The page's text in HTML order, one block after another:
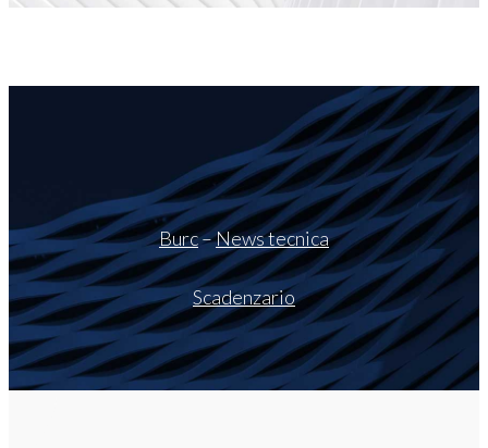
Burc–News tecnica
Scadenzario